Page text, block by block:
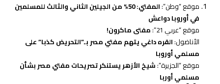
موقع “وطن”:
المفتي: 50% من الجيلين الثاني والثالث للمسلمين
في أوروبا دواعش
موقع “عربي 21”:
مفتى ماكرون!
الأناضول:القره داغي يتهم مفتي مصر بـ”التحريض كذبا” على
مسلمي أوروبا
موقع “الجزيرة”:شيخ الأزهر يستنكر تصريحات مفتي مصر بشأن
مسلمي أوربا